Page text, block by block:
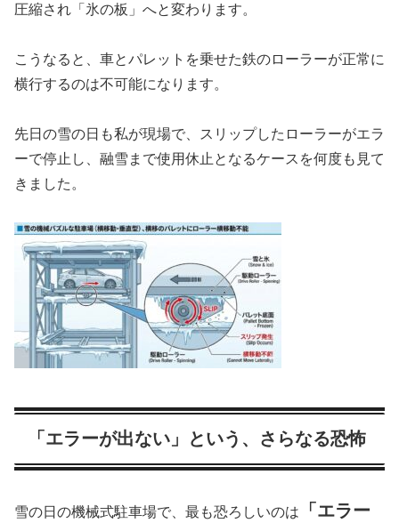
圧縮され「氷の板」へと変わります。
こうなると、車とパレットを乗せた鉄のローラーが正常に
横行するのは不可能になります。
先日の雪の日も私が現場で、スリップしたローラーがエラ
ーで停止し、融雪まで使用休止となるケースを何度も見て
きました。
「エラーが出ない」という、さらなる恐怖
雪の日の機械式駐車場で、最も恐ろしいのは 「エラー